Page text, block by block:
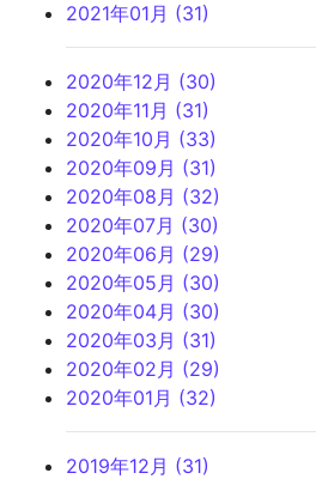
2021年01月 (31)
2020年12月 (30)
2020年11月 (31)
2020年10月 (33)
2020年09月 (31)
2020年08月 (32)
2020年07月 (30)
2020年06月 (29)
2020年05月 (30)
2020年04月 (30)
2020年03月 (31)
2020年02月 (29)
2020年01月 (32)
2019年12月 (31)